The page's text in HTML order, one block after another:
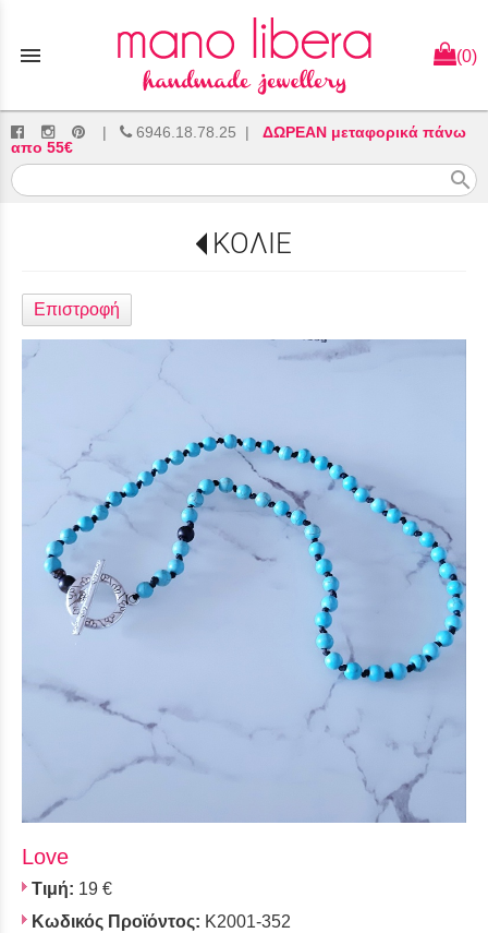
menu (0)
| 6946.18.78.25 | ΔΩΡΕΑΝ μεταφορικά πάνω
απο 55€
search
ΚΟΛΙΕ
Επιστροφή
Love
Τιμή: 19 €
Κωδικός Προϊόντος: K2001-352